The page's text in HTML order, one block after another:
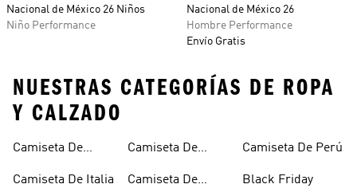
Nacional de México 26 Niños
Niño Performance
Nacional de México 26
Hombre Performance
Envío Gratis
NUESTRAS CATEGORÍAS DE ROPA
Y CALZADO
Camiseta De
Camiseta De Italia
Camiseta De
Camiseta De
Camiseta De Perú
Black Friday